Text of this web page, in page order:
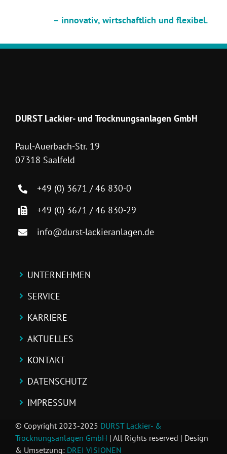
– innovativ, wirtschaftlich und flexibel.
DURST Lackier- und Trocknungsanlagen GmbH
Paul-Auerbach-Str. 19
07318 Saalfeld
+49 (0) 3671 / 46 830-0
+49 (0) 3671 / 46 830-29
info@durst-lackieranlagen.de
UNTERNEHMEN
SERVICE
KARRIERE
AKTUELLES
KONTAKT
DATENSCHUTZ
IMPRESSUM
© Copyright 2023-2025 DURST Lackier- &
Trocknungsanlagen GmbH | All Rights reserved | Design
& Umsetzung: DREI VISIONEN